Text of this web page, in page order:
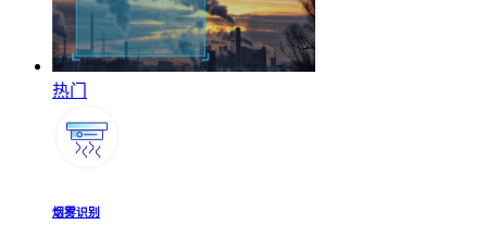
热门
烟雾识别